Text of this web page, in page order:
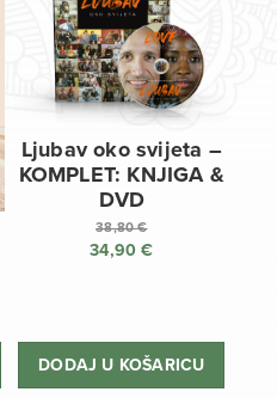
Ljubav oko svijeta –
KOMPLET: KNJIGA &
DVD
38,80€
Izvorna
38,80 €.
34,90€
34,90 €.
DODAJ U KOŠARICU